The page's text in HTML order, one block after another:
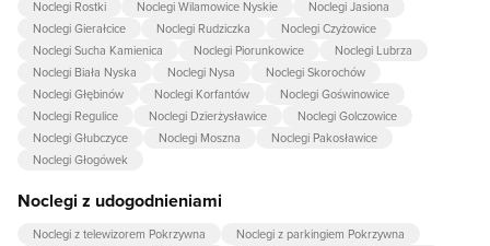
Noclegi Rostki
Noclegi Wilamowice Nyskie
Noclegi Jasiona
Noclegi Gierałcice
Noclegi Rudziczka
Noclegi Czyżowice
Noclegi Sucha Kamienica
Noclegi Piorunkowice
Noclegi Lubrza
Noclegi Biała Nyska
Noclegi Nysa
Noclegi Skorochów
Noclegi Głębinów
Noclegi Korfantów
Noclegi Goświnowice
Noclegi Regulice
Noclegi Dzierżysławice
Noclegi Golczowice
Noclegi Głubczyce
Noclegi Moszna
Noclegi Pakosławice
Noclegi Głogówek
Noclegi z udogodnieniami
Noclegi z telewizorem Pokrzywna
Noclegi z parkingiem Pokrzywna